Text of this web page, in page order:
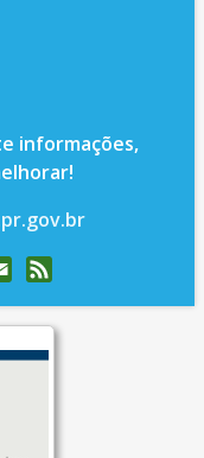
informações,